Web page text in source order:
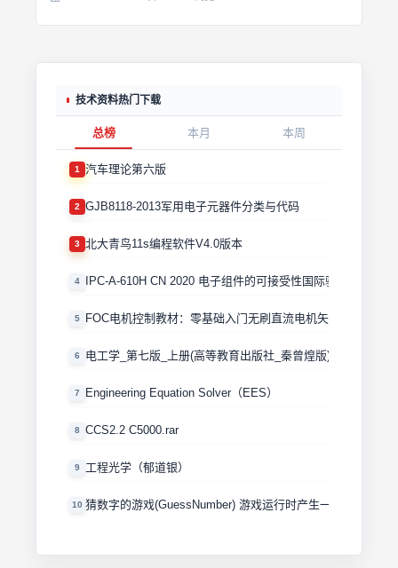
技术资料热门下载
总榜 本月 本周
1 汽车理论第六版
2 GJB8118-2013军用电子元器件分类与代码
3 北大青鸟11s编程软件V4.0版本
4 IPC-A-610H CN 2020 电子组件的可接受性国际验收标准
5 FOC电机控制教材：零基础入门无刷直流电机矢量控制技术
6 电工学_第七版_上册(高等教育出版社_秦曾煌版)
7 Engineering Equation Solver（EES）
8 CCS2.2 C5000.rar
9 工程光学（郁道银）
10 猜数字的游戏(GuessNumber) 游戏运行时产生一个0－1000